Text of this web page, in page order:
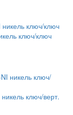
ключ/ключ
ключ/верт.